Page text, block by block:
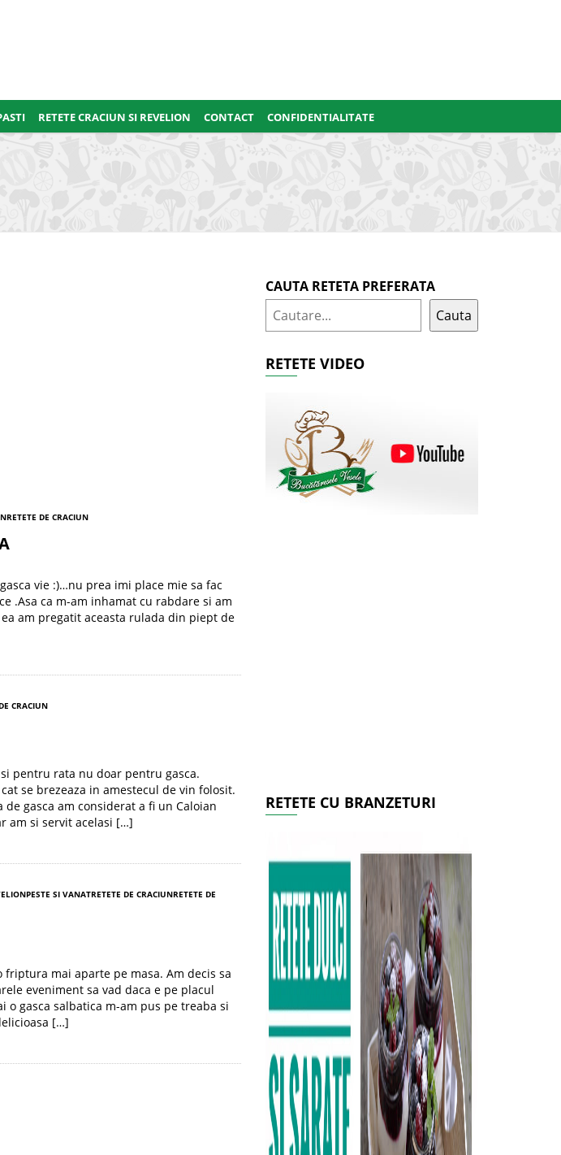
RETETE CRACIUN SI REVELION CONTACT CONFIDENTIALITATE
RETETE DE CRACIUN
vie :)…nu prea imi place mie sa fac
.Asa ca m-am inhamat cu rabdare si am
am pregatit aceasta rulada din piept de
CRACIUN
pentru rata nu doar pentru gasca.
se brezeaza in amestecul de vin folosit.
gasca am considerat a fi un Caloian
am si servit acelasi […]
PESTE SI VANATRETETE DE CRACIUNRETETE DE
mai aparte pe masa. Am decis sa
eveniment sa vad daca e pe placul
gasca salbatica m-am pus pe treaba si
[…]
CAUTA RETETA PREFERATA
Cauta
RETETE VIDEO
RETETE CU BRANZETURI